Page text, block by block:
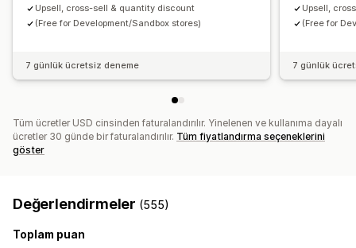
Upsell, cross-sell & quantity discount
(Free for Development/Sandbox stores)
7 günlük ücretsiz deneme
Upsell,
(Free for
7 günlük
Tüm ücretler USD cinsinden faturalandırılır. Yinelenen ve kullanıma dayalı
ücretler 30 günde bir faturalandırılır. Tüm fiyatlandırma seçeneklerini
göster
Değerlendirmeler (555)
Toplam puan